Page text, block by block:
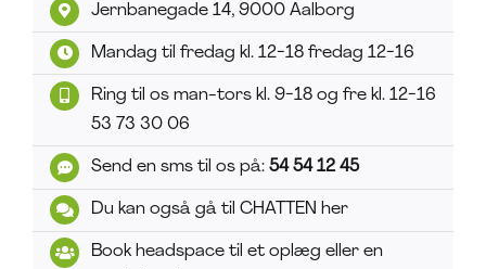
Jernbanegade 14, 9000 Aalborg
Mandag til fredag kl. 12-18 fredag 12-16
Ring til os man-tors kl. 9-18 og fre kl. 12-16
53 73 30 06
Send en sms til os på:54 54 12 45
Du kan også gå til CHATTEN her
Book headspace til et oplæg eller en